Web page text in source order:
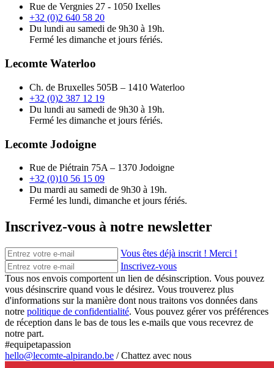
Rue de Vergnies 27 - 1050 Ixelles
+32 (0)2 640 58 20
Du lundi au samedi de 9h30 à 19h.
Fermé les dimanche et jours fériés.
Lecomte Waterloo
Ch. de Bruxelles 505B – 1410 Waterloo
+32 (0)2 387 12 19
Du lundi au samedi de 9h30 à 19h.
Fermé les dimanche et jours fériés.
Lecomte Jodoigne
Rue de Piétrain 75A – 1370 Jodoigne
+32 (0)10 56 15 09
Du mardi au samedi de 9h30 à 19h.
Fermé les lundi, dimanche et jours fériés.
Inscrivez-vous à notre newsletter
Vous êtes déjà inscrit ! Merci !
Inscrivez-vous
Tous nos envois comportent un lien de désinscription. Vous pouvez
vous désinscrire quand vous le désirez. Vous trouverez plus
d'informations sur la manière dont nous traitons vos données dans
notre politique de confidentialité. Vous pouvez gérer vos préférences
de réception dans le bas de tous les e-mails que vous recevrez de
notre part.
#equipetapassion
hello@lecomte-alpirando.be /Chattez avec nous